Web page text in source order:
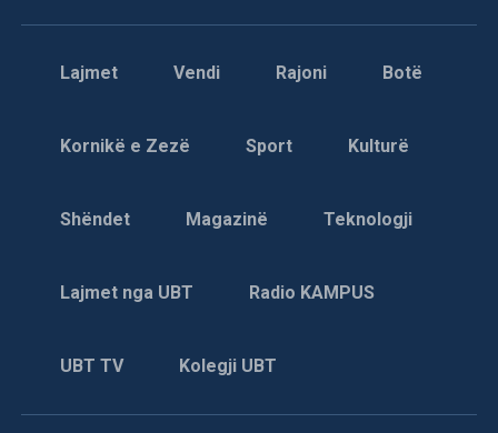
Lajmet Vendi Rajoni Botë
Kornikë e Zezë Sport Kulturë
Shëndet Magazinë Teknologji
Lajmet nga UBT Radio KAMPUS
UBT TV Kolegji UBT